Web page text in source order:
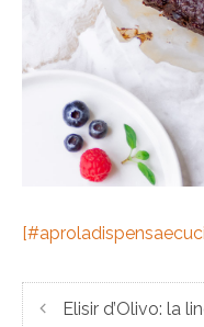
Elisir d’Olivo: la